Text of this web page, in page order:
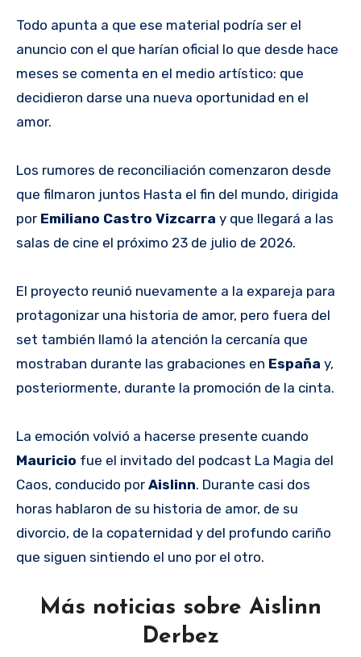
Todo apunta a que ese material podría ser el
anuncio con el que harían oficial lo que desde hace
meses se comenta en el medio artístico: que
decidieron darse una nueva oportunidad en el
amor.
Los rumores de reconciliación comenzaron desde
que filmaron juntos Hasta el fin del mundo, dirigida
por Emiliano Castro Vizcarra y que llegará a las
salas de cine el próximo 23 de julio de 2026.
El proyecto reunió nuevamente a la expareja para
protagonizar una historia de amor, pero fuera del
set también llamó la atención la cercanía que
mostraban durante las grabaciones en España y,
posteriormente, durante la promoción de la cinta.
La emoción volvió a hacerse presente cuando
Mauricio fue el invitado del podcast La Magia del
Caos, conducido por Aislinn. Durante casi dos
horas hablaron de su historia de amor, de su
divorcio, de la copaternidad y del profundo cariño
que siguen sintiendo el uno por el otro.
Más noticias sobre Aislinn
Derbez